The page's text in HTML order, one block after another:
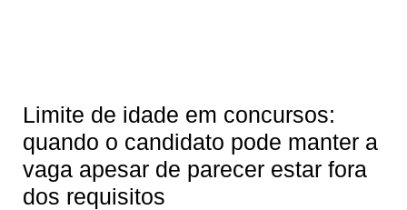
Limite de idade em concursos:
quando o candidato pode manter a
vaga apesar de parecer estar fora
dos requisitos